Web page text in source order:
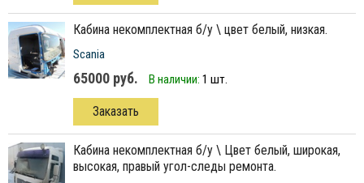
кабина некомплектная б/у \ цвет белый, низкая.
Scania
65000 руб. В наличии: 1 шт.
Заказать
кабина некомплектная б/у \ Цвет белый, широкая,
высокая, правый угол-следы ремонта.